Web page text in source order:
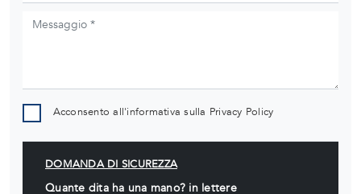
Acconsento all'informativa sulla Privacy Policy
DOMANDA DI SICUREZZA
Quante dita ha una mano? in lettere